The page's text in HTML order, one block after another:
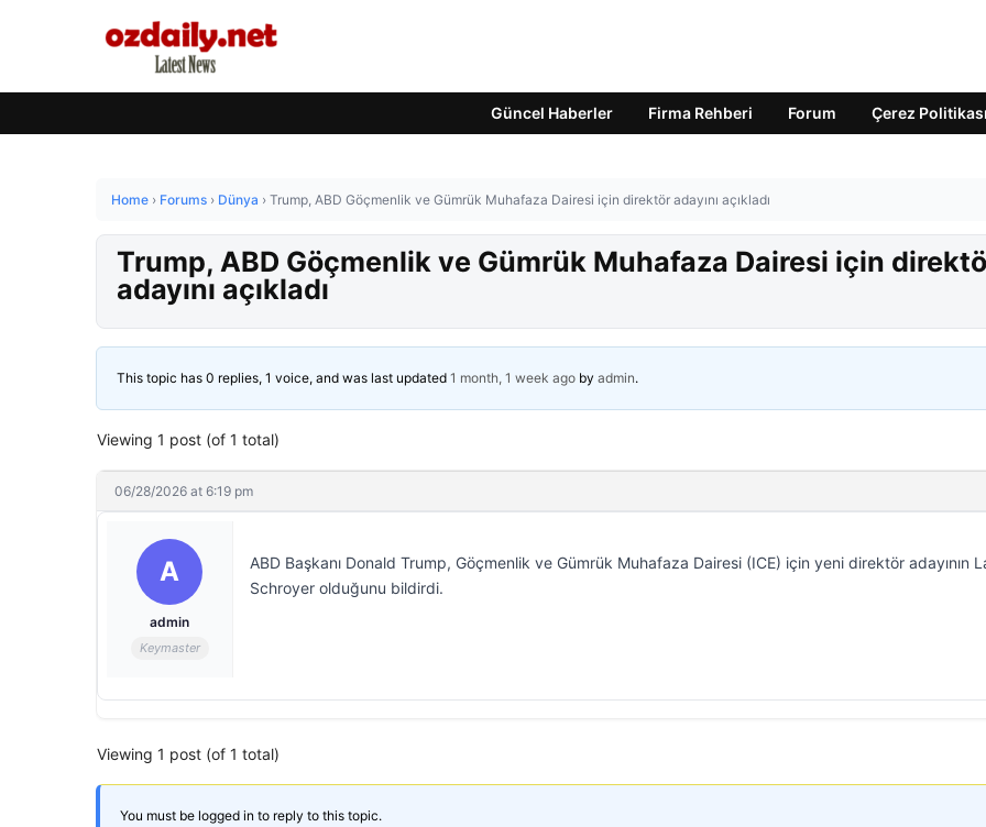
Güncel Haberler Firma Rehberi Forum Çerez Politikası
Home › Forums › Dünya › Trump, ABD Göçmenlik ve Gümrük Muhafaza Dairesi için direktör adayını açıkladı
Trump, ABD Göçmenlik ve Gümrük Muhafaza Dairesi için
adayını açıkladı
This topic has 0 replies, 1 voice, and was last updated 1 month, 1 week ago by admin.
Viewing 1 post (of 1 total)
06/28/2026 at 6:19 pm
A
admin
Keymaster
ABD Başkanı Donald Trump, Göçmenlik ve Gümrük Muhafaza Dairesi (ICE) için yeni direktör adayının
Schroyer olduğunu bildirdi.
Viewing 1 post (of 1 total)
You must be logged in to reply to this topic.